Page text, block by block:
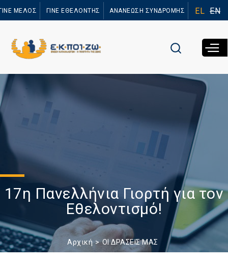
προς το
ΜΕΛΟΣ ΓΙΝΕ ΕΘΕΛΟΝΤΗΣ ΑΝΑΝΕΩΣΗ ΣΥΝΔΡΟΜΗΣ EL EN
17η Πανελλήνια Γιορτή για τον
Εθελοντισμό!
Αρχική ΟΙ ΔΡΑΣΕΙΣ ΜΑΣ